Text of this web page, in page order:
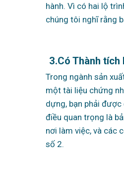
hành. Vì có hai lộ
chúng tôi nghĩ rằng
3.Có Thành
Trong ngành sản
một tài liệu chứng
dựng, bạn phải
điều quan trọng là
nơi làm việc, và các
số 2.